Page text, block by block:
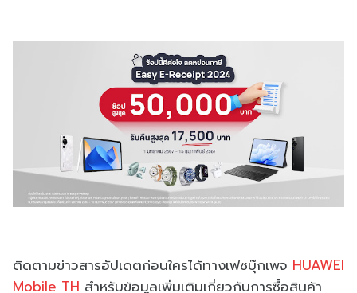
ติดตามข่าวสารอัปเดตก่อนใครได้ทางเฟซบุ๊กเพจ HUAWEI
Mobile TH สำหรับข้อมูลเพิ่มเติมเกี่ยวกับการซื้อสินค้า